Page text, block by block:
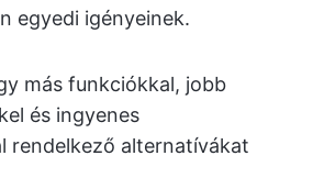
egyedi igényeinek.
más funkciókkal, jobb
és ingyenes
rendelkező alternatívákat